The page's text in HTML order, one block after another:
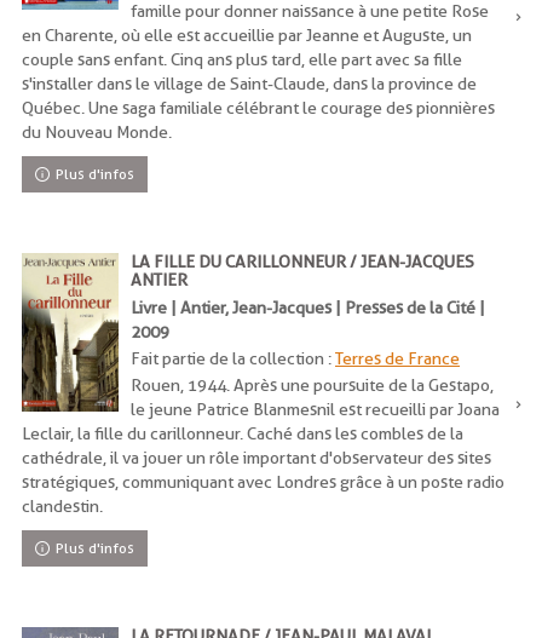
famille pour donner naissance à une petite Rose
en Charente, où elle est accueillie par Jeanne et Auguste, un
couple sans enfant. Cinq ans plus tard, elle part avec sa fille
s'installer dans le village de Saint-Claude, dans la province de
Québec. Une saga familiale célébrant le courage des pionnières
du Nouveau Monde.
Plus d'infos
LA FILLE DU CARILLONNEUR / JEAN-JACQUES
ANTIER
Livre | Antier, Jean-Jacques | Presses de la Cité |
2009
Fait partie de la collection :Terres de France
Rouen, 1944. Après une poursuite de la Gestapo,
le jeune Patrice Blanmesnil est recueilli par Joana
Leclair, la fille du carillonneur. Caché dans les combles de la
cathédrale, il va jouer un rôle important d'observateur des sites
stratégiques, communiquant avec Londres grâce à un poste radio
clandestin.
Plus d'infos